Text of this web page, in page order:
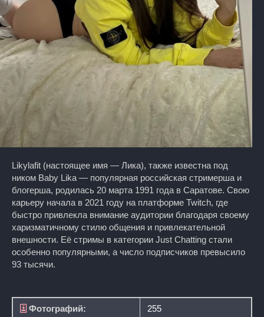
Likylafit (настоящее имя — Лика), также известна под
ником Baby Lika — популярная российская стримерша и
блогерша, родилась 20 марта 1991 года в Саратове. Свою
карьеру начала в 2021 году на платформе Twitch, где
быстро привлекла внимание аудитории благодаря своему
харизматичному стилю общения и привлекательной
внешности. Её стримы в категории Just Chatting стали
особенно популярными, а число подписчиков превысило
93 тысячи.
Фотографий: 255